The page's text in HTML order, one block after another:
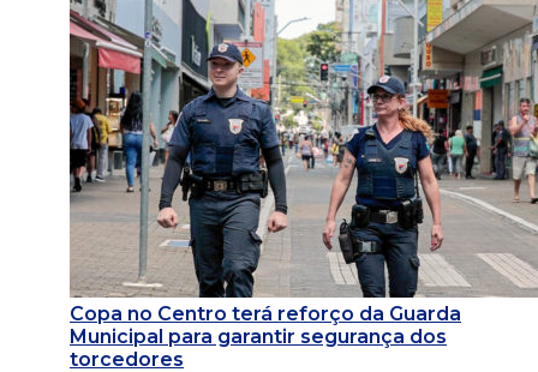
Copa no Centro terá reforço da Guarda
Municipal para garantir segurança dos
torcedores